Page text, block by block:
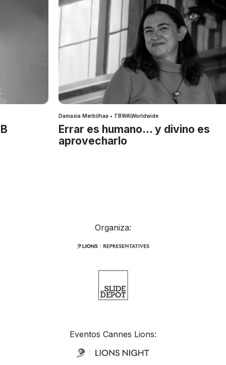
Damasia Merbilhaa • TBWA\Worldwide
Errar es humano… y divino es
aprovecharlo
Organiza:
Eventos Cannes Lions: